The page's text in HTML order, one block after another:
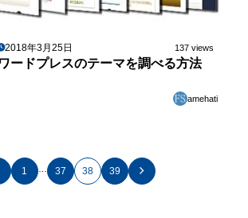
2018年3月25日 137 views
ードプレスのテーマを調べる方法
amehati
1 … 37 38 39